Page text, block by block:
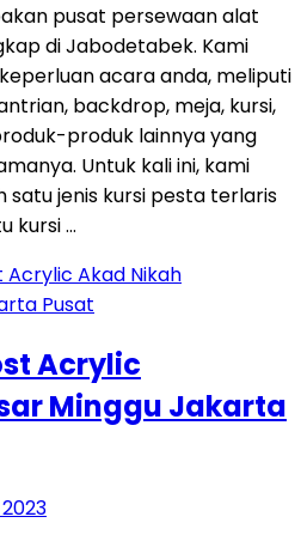
pusat persewaan alat
di Jabodetabek. Kami
acara anda, meliputi
backdrop, meja, kursi,
produk lainnya yang
Untuk kali ini, kami
satu jenis kursi pesta terlaris
kursi …
Acrylic
Minggu Jakarta